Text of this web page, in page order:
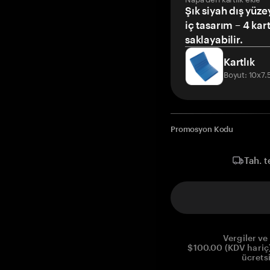
Şık siyah dış
iç tasarım – 4
saklayabilir.
Kartlık
Boyut:
Promosyon Kodu
Tah.
Vergiler
$100.00 (KDV